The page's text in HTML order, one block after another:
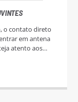
o contato direto
em antena